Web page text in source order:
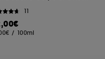
11
/ 100ml